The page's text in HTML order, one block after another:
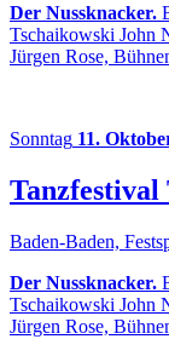
Der Nussknacker.
Tschaikowski John
Jürgen Rose,
Sonntag 11.
Baden-Baden,
Der Nussknacker.
Tschaikowski John
Jürgen Rose,